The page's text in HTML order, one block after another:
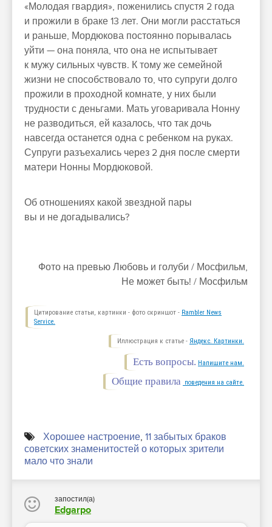
«Молодая гвардия», поженились спустя 2 года
и прожили в браке 13 лет. Они могли расстаться
и раньше, Мордюкова постоянно порывалась
уйти — она поняла, что она не испытывает
к мужу сильных чувств. К тому же семейной
жизни не способствовало то, что супруги долго
прожили в проходной комнате, у них были
трудности с деньгами. Мать уговаривала Нонну
не разводиться, ей казалось, что так дочь
навсегда останется одна с ребенком на руках.
Супруги разъехались через 2 дня после смерти
матери Нонны Мордюковой.
Об отношениях какой звездной пары
вы и не догадывались?
Фото на превью Любовь и голуби / Мосфильм,
Не может быть! / Мосфильм
Цитирование статьи, картинки - фото скриншот - Rambler News
Service.
Иллюстрация к статье - Яндекс. Картинки.
Есть вопросы. Напишите нам.
Общие правила поведения на сайте.
Хорошее настроение, 11 забытых браков
советских знаменитостей о которых зрители
мало что знали
запостил(а)
Edgarpo